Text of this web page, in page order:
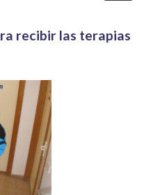
recibir las terapias